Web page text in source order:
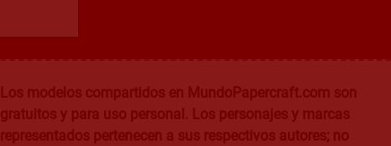
Los modelos compartidos en MundoPapercraft.com son
gratuitos y para uso personal. Los personajes y marcas
representados pertenecen a sus respectivos autores; no